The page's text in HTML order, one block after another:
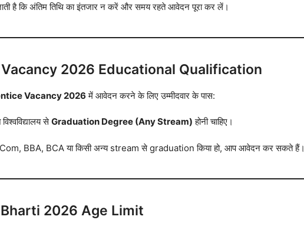
जाती है कि अंतिम तिथि का इंतजार न करें और समय रहते आवेदन पूरा कर लें।
Vacancy 2026 Educational Qualification
Vacancy 2026 में आवेदन करने के लिए उम्मीदवार के पास:
सेGraduation Degree (Any Stream) होनी चाहिए।
BBA, BCA या किसी अन्य stream से graduation किया हो, आप आवेदन कर सकते हैं।
Bharti 2026 Age Limit